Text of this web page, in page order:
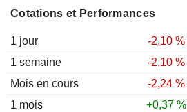
Cotations et Performances
1 jour
-2,10 %
1 semaine
-2,10 %
Mois en cours
-2,24 %
1 mois
+0,37 %